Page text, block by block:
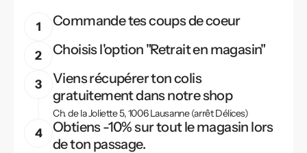
Commande tes coups de coeur
Choisis l'option "Retrait en magasin"
Viens récupérer ton colis
gratuitement dans notre shop
Ch. de la Joliette 5, 1006 Lausanne (arrêt Délices)
Obtiens -10% sur tout le magasin lors
de ton passage.